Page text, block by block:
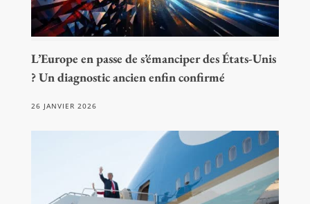
L’Europe en passe de s’émanciper des États-Unis
? Un diagnostic ancien enfin confirmé
26 JANVIER 2026